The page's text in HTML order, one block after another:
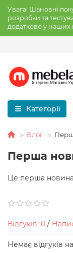
Увага! Шановні
розробки та
додатково у наших
Категорії
Блог
Перша
Це перша
Відгуків: 0 /
Немає відгуків